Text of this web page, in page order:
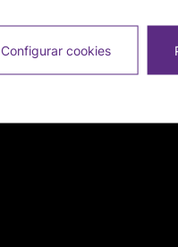
Configurar cookies